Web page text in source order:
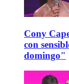
Cony
con
domingo"